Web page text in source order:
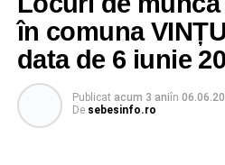
în comuna
data de 6 iunie
Publicat acum 3 aniîn
De sebesinfo.ro